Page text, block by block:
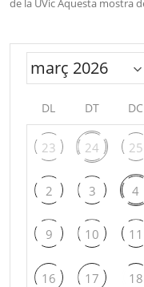
de la UVic Aquesta mostra
DL DT DC
23 24 25
2 3 4
9 10 11
16 17 18